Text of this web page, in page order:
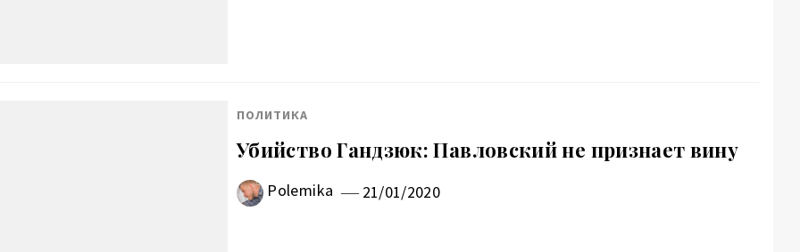
ПОЛИТИКА
Убийство Гандзюк: Павловский не признает вину
Polemika 21/01/2020